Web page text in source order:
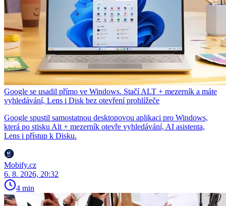
Google se usadil přímo ve Windows. Stačí ALT + mezerník a máte
vyhledávání, Lens i Disk bez otevření prohlížeče
Google spustil samostatnou desktopovou aplikaci pro Windows,
která po stisku Alt + mezerník otevře vyhledávání, AI asistenta,
Lens i přístup k Disku.
Mobify.cz
6. 8. 2026, 20:32
4 min